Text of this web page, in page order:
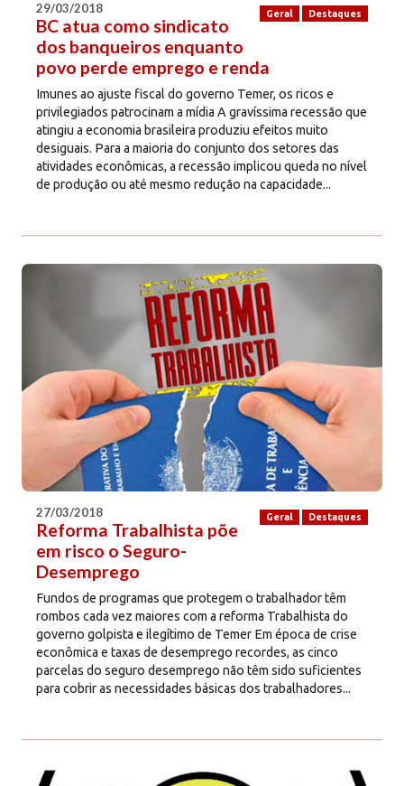
Geral Destaques
29/03/2018
BC atua como sindicato
dos banqueiros enquanto
povo perde emprego e renda
Imunes ao ajuste fiscal do governo Temer, os ricos e
privilegiados patrocinam a mídia A gravíssima recessão que
atingiu a economia brasileira produziu efeitos muito
desiguais. Para a maioria do conjunto dos setores das
atividades econômicas, a recessão implicou queda no nível
de produção ou até mesmo redução na capacidade...
Geral Destaques
27/03/2018
Reforma Trabalhista põe
em risco o Seguro-
Desemprego
Fundos de programas que protegem o trabalhador têm
rombos cada vez maiores com a reforma Trabalhista do
governo golpista e ilegítimo de Temer Em época de crise
econômica e taxas de desemprego recordes, as cinco
parcelas do seguro desemprego não têm sido suficientes
para cobrir as necessidades básicas dos trabalhadores...